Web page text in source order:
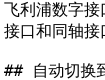
飞利浦数字
接口和同轴
## 自动切换